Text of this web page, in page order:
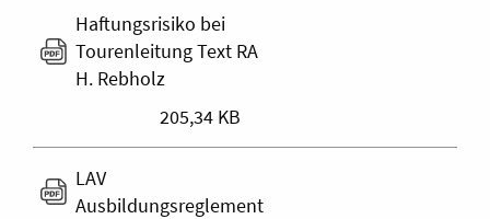
Haftungsrisiko bei
Tourenleitung Text RA
H. Rebholz
205,34 KB
LAV
Ausbildungsreglement